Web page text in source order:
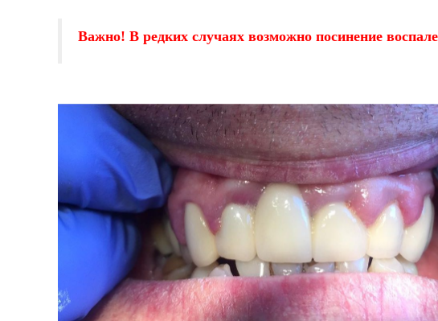
Важно! В редких случаях возможно посинение